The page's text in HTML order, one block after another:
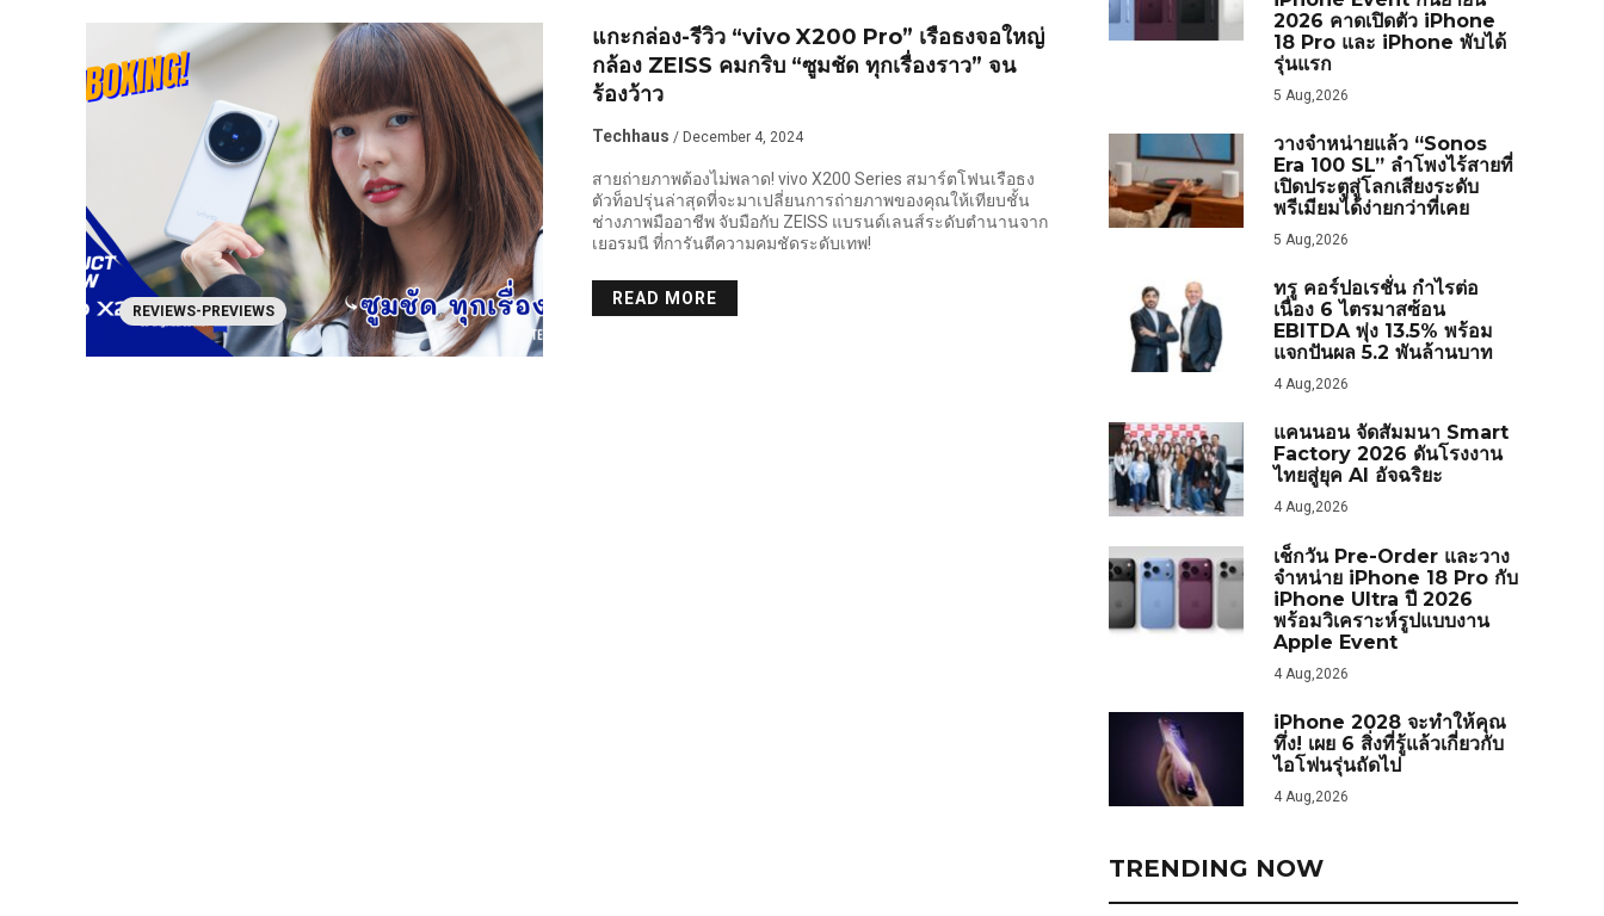
REVIEWS-PREVIEWS
แกะกล่อง-รีวิว “vivo X200 Pro” เรือธงจอใหญ่
กล้อง ZEISS คมกริบ “ซูมชัด ทุกเรื่องราว” จน
ร้องว้าว
Techhaus / December 4, 2024
สายถ่ายภาพต้องไม่พลาด! vivo X200 Series สมาร์ตโฟนเรือธง
ตัวท็อปรุ่นล่าสุดที่จะมาเปลี่ยนการถ่ายภาพของคุณให้เทียบชั้น
ช่างภาพมืออาชีพ จับมือกับ ZEISS แบรนด์เลนส์ระดับตำนานจาก
เยอรมนี ที่การันตีความคมชัดระดับเทพ!
READ MORE
2026 คาดเปิดตัว iPhone
18 Pro และ iPhone พับได้
รุ่นแรก
5 Aug,2026
วางจำหน่ายแล้ว “Sonos
Era 100 SL” ลำโพงไร้สายที่
เปิดประตูสู่โลกเสียงระดับ
พรีเมียมได้ง่ายกว่าที่เคย
5 Aug,2026
ทรู คอร์ปอเรชั่น กำไรต่อ
เนื่อง 6 ไตรมาสซ้อน
EBITDA พุ่ง 13.5% พร้อม
แจกปันผล 5.2 พันล้านบาท
4 Aug,2026
แคนนอน จัดสัมมนา Smart
Factory 2026 ดันโรงงาน
ไทยสู่ยุค AI อัจฉริยะ
4 Aug,2026
เช็กวัน Pre-Order และวาง
จำหน่าย iPhone 18 Pro กับ
iPhone Ultra ปี 2026
พร้อมวิเคราะห์รูปแบบงาน
Apple Event
4 Aug,2026
iPhone 2028 จะทำให้คุณ
ทึ่ง! เผย 6 สิ่งที่รู้แล้วเกี่ยวกับ
ไอโฟนรุ่นถัดไป
4 Aug,2026
TRENDING NOW